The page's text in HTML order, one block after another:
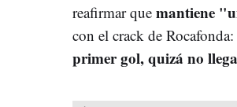
reafirmar que mantiene
con el crack de
primer gol, quizá no